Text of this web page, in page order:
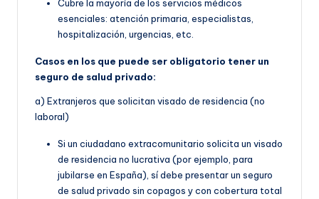
Cubre la mayoría de los servicios médicos
esenciales: atención primaria, especialistas,
hospitalización, urgencias, etc.
Casos en los que puede ser obligatorio tener un
seguro de salud privado:
a) Extranjeros que solicitan visado de residencia (no
laboral)
Si un ciudadano extracomunitario solicita un visado
de residencia no lucrativa (por ejemplo, para
jubilarse en España), sí debe presentar un seguro
de salud privado sin copagos y con cobertura total